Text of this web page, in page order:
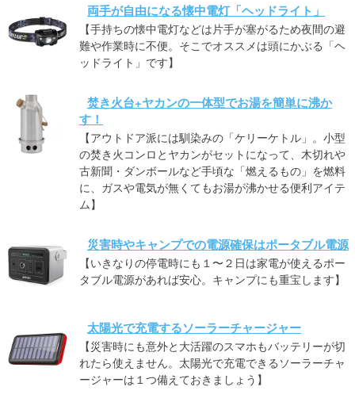
両手が自由になる懐中電灯「ヘッドライト」
【手持ちの懐中電灯などは片手が塞がるため夜間の避
難や作業時に不便。そこでオススメは頭にかぶる「ヘ
ッドライト」です】
焚き火台+ヤカンの一体型でお湯を簡単に沸か
す！
【アウトドア派には馴染みの「ケリーケトル」。小型
の焚き火コンロとヤカンがセットになって、木切れや
古新聞・ダンボールなど手頃な「燃えるもの」を燃料
に、ガスや電気が無くてもお湯が沸かせる便利アイテ
ム】
災害時やキャンプでの電源確保はポータブル電源
【いきなりの停電時にも１〜２日は家電が使えるポー
タブル電源があれば安心。キャンプにも重宝します】
太陽光で充電するソーラーチャージャー
【災害時にも意外と大活躍のスマホもバッテリーが切
れたら使えません。太陽光で充電できるソーラーチャ
ージャーは１つ備えておきましょう】